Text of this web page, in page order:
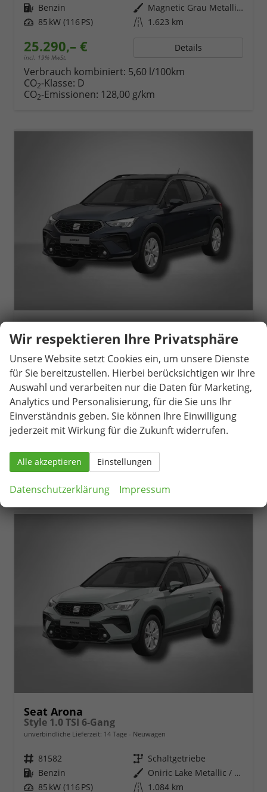
Kraftstoff Benzin Außenfarbe
Magnetic Grau Metallic / Dach in Midnight Schwarz Metallic
Leistung 85 kW (116 PS) Kilometerstand 1.623 km
25.290,– €
incl. 19% MwSt.
Details
Verbrauch kombiniert: 5,60 l/100km
CO2-Klasse: D
CO2-Emissionen: 128,00 g/km
Style 1.0 TSI 6-Gang
Fahrzeugnr. 81590 Getriebe Schaltgetriebe
Kraftstoff Benzin Außenfarbe
Magnetic Grau Metallic / Dach in Midnight Schwarz Metallic
Leistung 85 kW (116 PS) Kilometerstand 1.053 km
25.290,– € Details
Verbrauch kombiniert:5,60 l/100km
CO2-Klasse:D
CO -Emissionen:128,00 g/km
Seat Arona
Style 1.0 TSI 6-Gang
unverbindliche Lieferzeit: 14 Tage Neuwagen
Fahrzeugnr. 81582 Getriebe Schaltgetriebe
Kraftstoff Benzin Außenfarbe
Oniric Lake Metallic / Dach in Midnight Schwarz Metallic
Leistung 85 kW (116 PS) Kilometerstand 1.084 km
Wir respektieren Ihre Privatsphäre
Unsere Website setzt Cookies ein, um unsere Dienste
für Sie bereitzustellen. Hierbei berücksichtigen wir Ihre
Auswahl und verarbeiten nur die Daten für Marketing,
Analytics und Personalisierung, für die Sie uns Ihr
Einverständnis geben. Sie können Ihre Einwilligung
jederzeit mit Wirkung für die Zukunft widerrufen.
Alle akzeptieren Einstellungen
Datenschutzerklärung Impressum